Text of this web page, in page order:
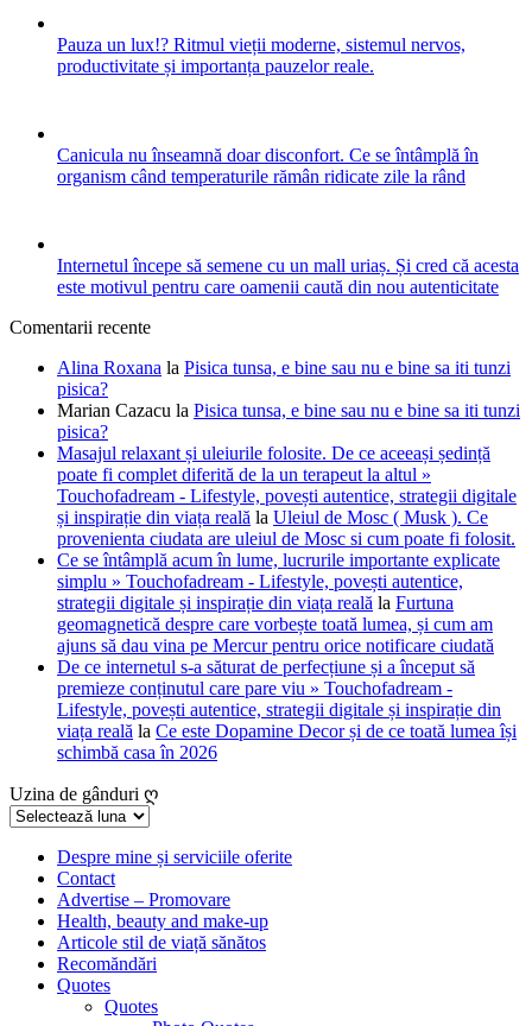
Pauza un lux!? Ritmul vieții moderne, sistemul nervos,
productivitate și importanța pauzelor reale.
Canicula nu înseamnă doar disconfort. Ce se întâmplă în
organism când temperaturile rămân ridicate zile la rând
Internetul începe să semene cu un mall uriaș. Și cred că acesta
este motivul pentru care oamenii caută din nou autenticitate
Comentarii recente
Alina Roxana la Pisica tunsa, e bine sau nu e bine sa iti tunzi
pisica?
Marian Cazacu la Pisica tunsa, e bine sau nu e bine sa iti tunzi
pisica?
Masajul relaxant și uleiurile folosite. De ce aceeași ședință
poate fi complet diferită de la un terapeut la altul »
Touchofadream - Lifestyle, povești autentice, strategii digitale
și inspirație din viața reală la Uleiul de Mosc ( Musk ). Ce
provenienta ciudata are uleiul de Mosc si cum poate fi folosit.
Ce se întâmplă acum în lume, lucrurile importante explicate
simplu » Touchofadream - Lifestyle, povești autentice,
strategii digitale și inspirație din viața reală la Furtuna
geomagnetică despre care vorbește toată lumea, și cum am
ajuns să dau vina pe Mercur pentru orice notificare ciudată
De ce internetul s-a săturat de perfecțiune și a început să
premieze conținutul care pare viu » Touchofadream -
Lifestyle, povești autentice, strategii digitale și inspirație din
viața reală la Ce este Dopamine Decor și de ce toată lumea își
schimbă casa în 2026
Uzina de gânduri ღ
Uzina
gânduriDespre mine și serviciile oferite
Contact
Advertise – Promovare
Health, beauty and make-up
Articole stil de viață sănătos
Recomăndări
Quotes
Quotes